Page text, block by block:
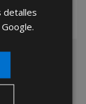
detalles